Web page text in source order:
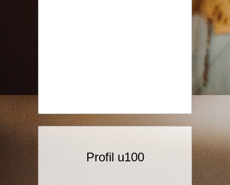
Profil u100